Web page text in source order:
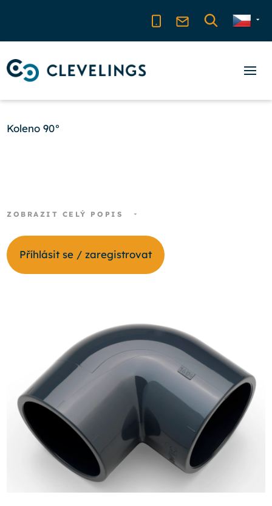
Koleno 90°
ZOBRAZIT CELÝ POPIS
Příhlásit se / zaregistrovat